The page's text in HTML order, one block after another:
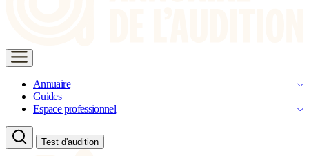
Annuaire
Guides
Espace professionnel
Test d'audition